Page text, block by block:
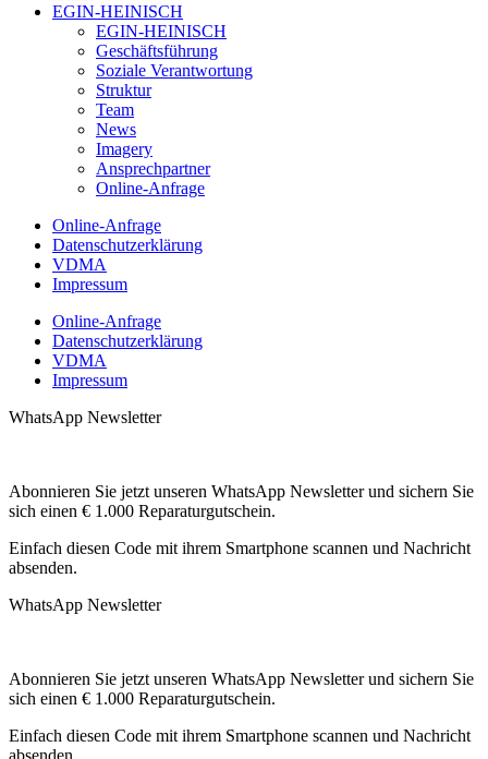
EGIN-HEINISCH
EGIN-HEINISCH
Geschäftsführung
Soziale Verantwortung
Struktur
Team
News
Imagery
Ansprechpartner
Online-Anfrage
Online-Anfrage
Datenschutzerklärung
VDMA
Impressum
Online-Anfrage
Datenschutzerklärung
VDMA
Impressum
WhatsApp Newsletter
Abonnieren Sie jetzt unseren WhatsApp Newsletter und sichern Sie
sich einen € 1.000 Reparaturgutschein.
Einfach diesen Code mit ihrem Smartphone scannen und Nachricht
absenden.
WhatsApp Newsletter
Abonnieren Sie jetzt unseren WhatsApp Newsletter und sichern Sie
sich einen € 1.000 Reparaturgutschein.
Einfach diesen Code mit ihrem Smartphone scannen und Nachricht